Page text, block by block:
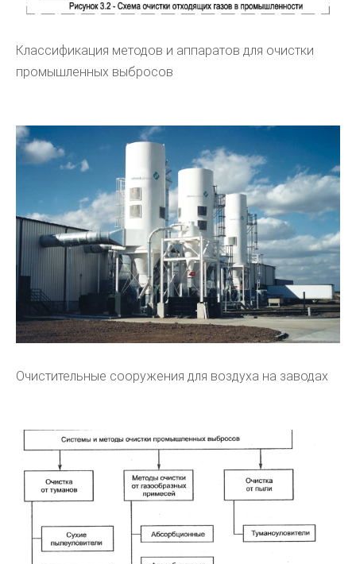
Классификация методов и аппаратов для очистки
промышленных выбросов
Очистительные сооружения для воздуха на заводах